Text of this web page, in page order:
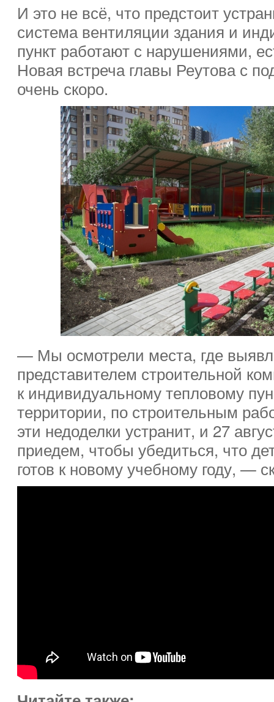
И это не всё, что предстоит
система вентиляции здания и
пункт работают с нарушениями,
Новая встреча главы Реутова с
очень скоро.
— Мы осмотрели места, где
представителем строительной
к индивидуальному тепловому
территории, по строительным
эти недоделки устранит, и 27
приедем, чтобы убедиться, что
готов к новому учебному году, —